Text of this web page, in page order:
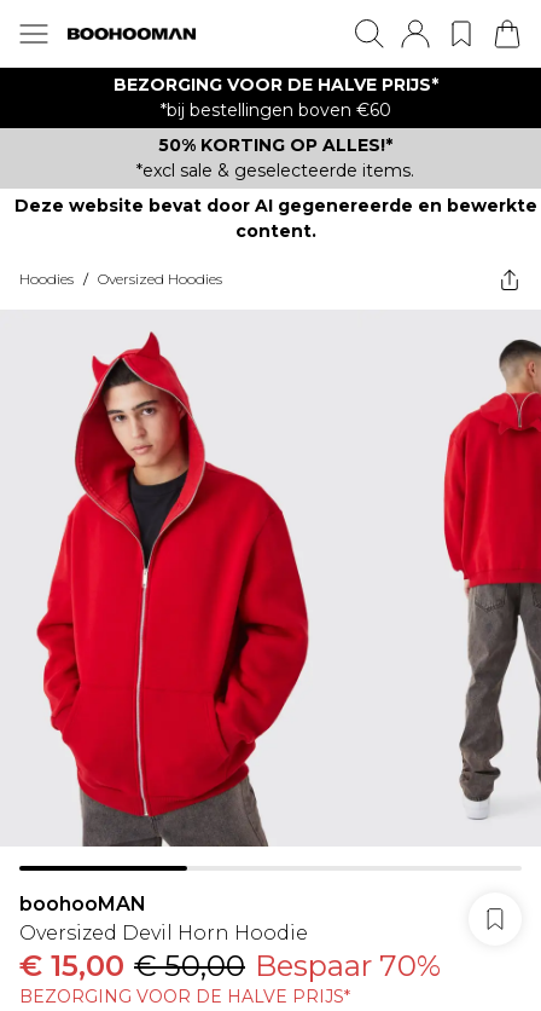
BEZORGING VOOR DE HALVE PRIJS*
*bij bestellingen boven €60
50% KORTING OP ALLES!*
*excl sale & geselecteerde items.
Deze website bevat door AI gegenereerde en bewerkte
content.
Hoodies / Oversized Hoodies
boohooMAN
Oversized Devil Horn Hoodie
€ 15,00 € 50,00 Bespaar 70%
BEZORGING VOOR DE HALVE PRIJS*